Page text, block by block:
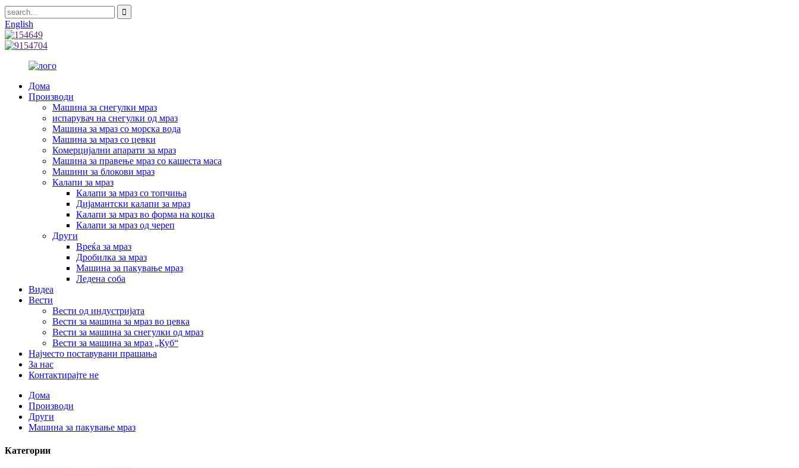
English
Дома
Производи
Машина за снегулки мраз
испарувач на снегулки од мраз
Машина за мраз со морска вода
Машина за мраз со цевки
Комерцијални апарати за мраз
Машина за правење мраз со кашеста маса
Машини за блокови мраз
Калапи за мраз
Калапи за мраз со топчиња
Дијамантски калапи за мраз
Калапи за мраз во форма на коцка
Калапи за мраз од череп
Други
Вреќа за мраз
Дробилка за мраз
Машина за пакување мраз
Ледена соба
Видеа
Вести
Вести од индустријата
Вести за машина за мраз во цевка
Вести за машина за снегулки од мраз
Вести за машина за мраз „Куб“
Најчесто поставувани прашања
За нас
Контактирајте не
Дома
Производи
Други
Машина за пакување мраз
Категории